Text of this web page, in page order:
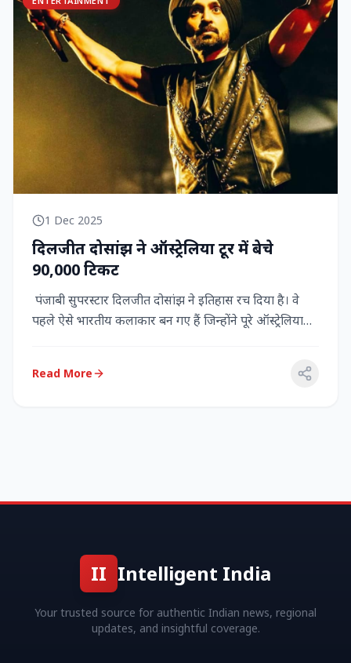
1 Dec 2025
दिलजीत दोसांझ ने ऑस्ट्रेलिया टूर में बेचे
90,000 टिकट
पंजाबी सुपरस्टार दिलजीत दोसांझ ने इतिहास रच दिया है। वे
पहले ऐसे भारतीय कलाकार बन गए हैं जिन्होंने पूरे ऑस्ट्रेलिया
Read More
II Intelligent India
Your trusted source for authentic Indian news, regional
updates, and insightful coverage.